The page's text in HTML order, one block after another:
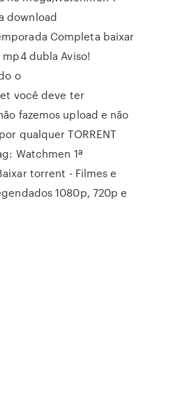
download
Completa baixar
dubla Aviso!
o
você deve ter
fazemos upload e não
qualquer TORRENT
Watchmen 1ª
torrent - Filmes e
1080p, 720p e